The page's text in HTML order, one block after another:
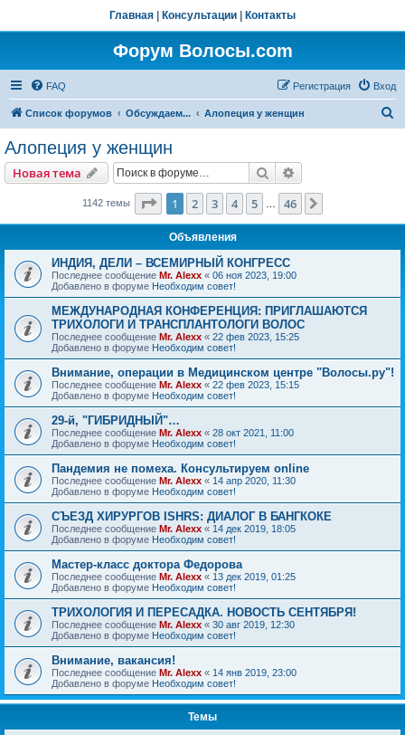
Главная Консультации Контакты
Форум Волосы.com
FAQ Вход
Регистрация
Список форумов Обсуждаем... Алопеция у женщин
Алопеция у женщин
Новая тема Поиск
1142 темы Страница из 46
1 2 3 4 5 46
Объявления
ИНДИЯ, ДЕЛИ – ВСЕМИРНЫЙ КОНГРЕСС
Последнее сообщение Mr. Alexx « 06 ноя 2023, 19:00
Добавлено в форуме Необходим совет!
МЕЖДУНАРОДНАЯ КОНФЕРЕНЦИЯ: ПРИГЛАШАЮТСЯ
ТРИХОЛОГИ И ТРАНСПЛАНТОЛОГИ ВОЛОС
Последнее сообщение Mr. Alexx « 22 фев 2023, 15:25
Добавлено в форуме Необходим совет!
Внимание, операции в Медицинском центре "Волосы.ру"!
Последнее сообщение Mr. Alexx « 22 фев 2023, 15:15
Добавлено в форуме Необходим совет!
29-й, "ГИБРИДНЫЙ"…
Последнее сообщение Mr. Alexx « 28 окт 2021, 11:00
Добавлено в форуме Необходим совет!
Пандемия не помеха. Консультируем online
Последнее сообщение Mr. Alexx « 14 апр 2020, 11:30
Добавлено в форуме Необходим совет!
СЪЕЗД ХИРУРГОВ ISHRS: ДИАЛОГ В БАНГКОКЕ
Последнее сообщение Mr. Alexx « 14 дек 2019, 18:05
Добавлено в форуме Необходим совет!
Мастер-класс доктора Федорова
Последнее сообщение Mr. Alexx « 13 дек 2019, 01:25
Добавлено в форуме Необходим совет!
ТРИХОЛОГИЯ И ПЕРЕСАДКА. НОВОСТЬ СЕНТЯБРЯ!
Последнее сообщение Mr. Alexx « 30 авг 2019, 12:30
Добавлено в форуме Необходим совет!
Внимание, вакансия!
Последнее сообщение Mr. Alexx « 14 янв 2019, 23:00
Добавлено в форуме Необходим совет!
Темы